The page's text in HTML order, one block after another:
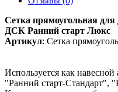
Сетка прямоугольная
ДСК Ранний старт Люкс
Артикул: Сетка
Используется как
"Ранний старт-Стандарт",